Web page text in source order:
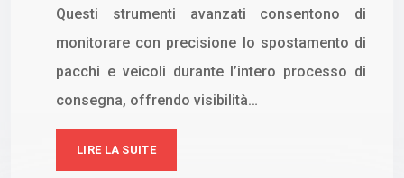
Questi strumenti avanzati consentono di
monitorare con precisione lo spostamento di
pacchi e veicoli durante l’intero processo di
consegna, offrendo visibilità…
LIRE LA SUITE